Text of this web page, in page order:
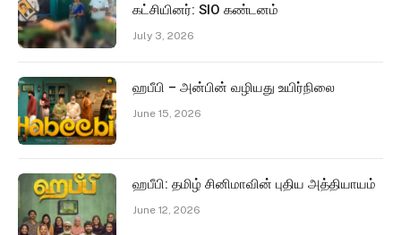
கட்சியினர்: SIO கண்டனம்
July 3, 2026
ஹபீபி – அன்பின் வழியது உயிர்நிலை
June 15, 2026
ஹபீபி: தமிழ் சினிமாவின் புதிய அத்தியாயம்
June 12, 2026